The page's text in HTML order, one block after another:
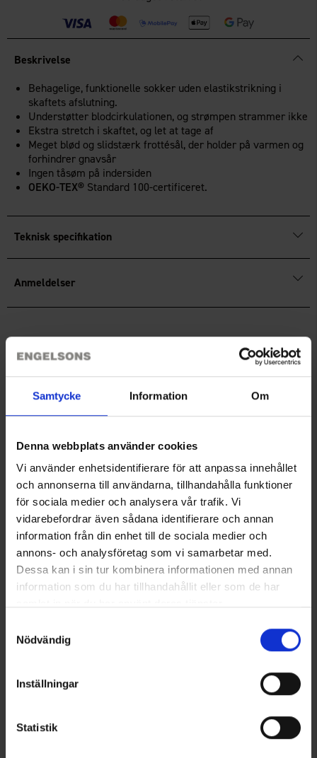
Samtycke Information Om
Denna webbplats använder cookies
Vi använder enhetsidentifierare för att anpassa innehållet
och annonserna till användarna, tillhandahålla funktioner
för sociala medier och analysera vår trafik. Vi
vidarebefordrar även sådana identifierare och annan
information från din enhet till de sociala medier och
annons- och analysföretag som vi samarbetar med.
Dessa kan i sin tur kombinera informationen med annan
information som du har tillhandahållit eller som de har
Nödvändig
Inställningar
Statistik
Beskrivelse
Behagelige, funktionelle sokker uden elastikstrikning i
skaftets afslutning.
Understøtter blodcirkulationen, og strømpen strammer ikke
Ekstra stretch i skaftet, og let at tage af
Meget blød og slidstærk frottésål, der holder på varmen og
forhindrer gnavsår
Ingen tåsøm på indersiden
OEKO-TEX® Standard 100-certificeret.
Teknisk specifikation
Anmeldelser
Herre T-shirt Bambus
Fra75 kr.
Dame T-shirt
Fra49 kr.
Lignende produkter